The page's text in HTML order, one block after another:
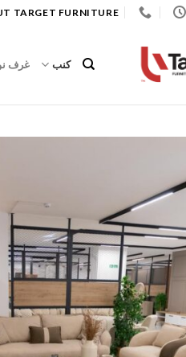
TARGET FURNITURE
كنب غرف